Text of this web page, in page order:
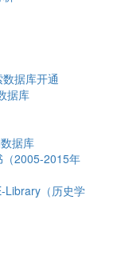
据库开通
据库
据库
2005-2015年
Library（历史学